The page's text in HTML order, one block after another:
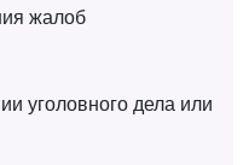
жалоб
уголовного дела или